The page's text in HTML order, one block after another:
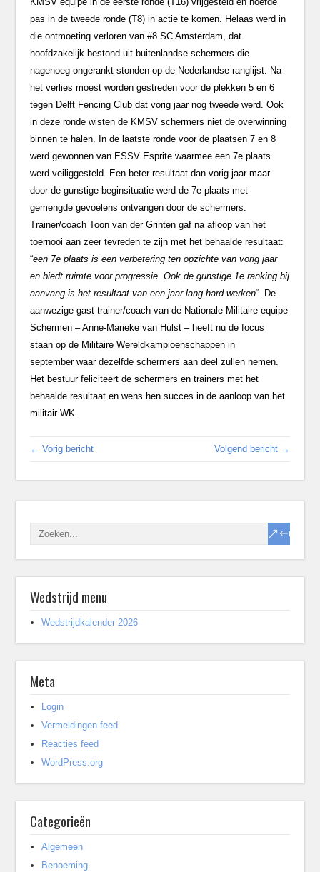
pas in de tweede ronde (T8) in actie te komen. Helaas werd in
die ontmoeting verloren van #8 SC Amsterdam, dat
hoofdzakelijk bestond uit buitenlandse schermers die
nagenoeg ongerankt stonden op de Nederlandse ranglijst. Na
het verlies moest worden gestreden voor de plekken 5 en 6
tegen Delft Fencing Club dat vorig jaar nog tweede werd. Ook
in deze ronde wisten de KMSV schermers niet de overwinning
binnen te halen. In de laatste ronde voor de plaatsen 7 en 8
werd gewonnen van ESSV Esprite waarmee een 7e plaats
werd veiliggesteld. Een beter resultaat dan vorig jaar maar
door de gunstige beginsituatie werd de 7e plaats met
gemengde gevoelens ontvangen door de schermers.
Trainer/coach Toon van der Grinten gaf na afloop van het
toernooi aan zeer tevreden te zijn met het behaalde resultaat:
“een 7e plaats is een verbetering ten opzichte van vorig jaar
en biedt ruimte voor progressie. Ook de gunstige 1e ranking bij
aanvang is het resultaat van een jaar lang hard werken“. De
aanwezige gast trainer/coach van de Nationale Militaire equipe
Schermen – Anne-Marieke van Hulst – heeft nu de focus
staan op de Militaire Wereldkampioenschappen in
september waar dezelfde schermers aan deel zullen nemen.
Het bestuur feliciteert de schermers en trainers met het
behaalde resultaat en wens hen succes in de aanloop van het
militair WK.
← Vorig bericht Volgend bericht →
Wedstrijd menu
Wedstrijdkalender 2026
Meta
Login
Vermeldingen feed
Reacties feed
WordPress.org
Categorieën
Algemeen
Benoeming